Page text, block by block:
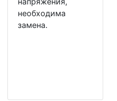
необходима
замена.